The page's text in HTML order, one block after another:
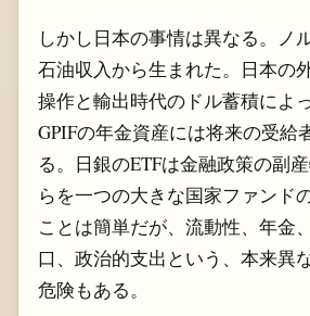
しかし日本の事情は異なる。ノ
石油収入から生まれた。日本の
操作と輸出時代のドル蓄積によ
GPIFの年金資産には将来の受給
る。日銀のETFは金融政策の副
らを一つの大きな国家ファンド
ことは簡単だが、流動性、年金
口、政治的支出という、本来異
危険もある。